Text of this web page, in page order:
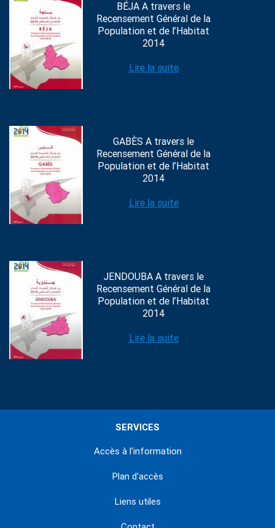
BÉJA A travers le
Recensement Général de la
Population et de l’Habitat
2014
Lire la suite
GABÈS A travers le
Recensement Général de la
Population et de l’Habitat
2014
Lire la suite
JENDOUBA A travers le
Recensement Général de la
Population et de l’Habitat
2014
Lire la suite
SERVICES
Accès à l'information
Plan d'accès
Liens utiles